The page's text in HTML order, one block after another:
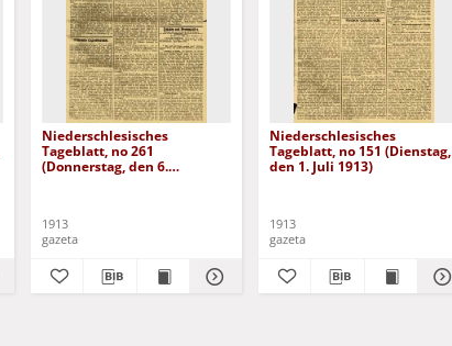
Niederschlesisches
Tageblatt, no 261
(Donnerstag, den 6.
1913
gazeta
Niederschlesisches
Tageblatt, no 151 (Dienstag,
den 1. Juli 1913)
1913
gazeta